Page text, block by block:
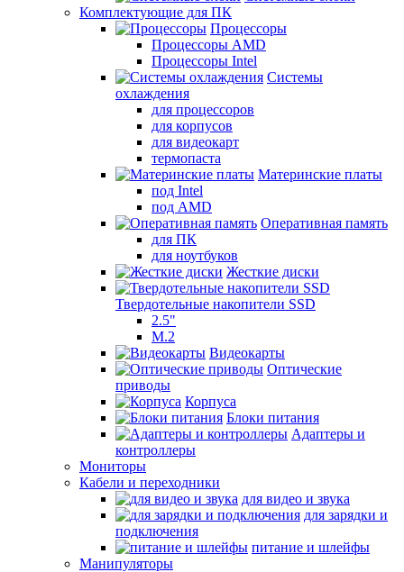
Комплектующие для ПК
Процессоры
Процессоры AMD
Процессоры Intel
Системы
охлаждения
для процессоров
для корпусов
для видеокарт
термопаста
Материнские платы
под Intel
под AMD
Оперативная память
для ПК
для ноутбуков
Жесткие диски
Твердотельные накопители SSD
2.5"
M.2
Видеокарты
Оптические
приводы
Корпуса
Блоки питания
Адаптеры и
контроллеры
Мониторы
Кабели и переходники
для видео и звука
для зарядки и
подключения
питание и шлейфы
Манипуляторы